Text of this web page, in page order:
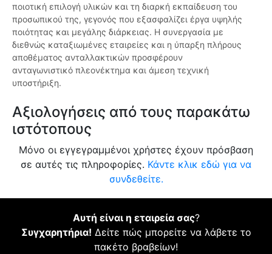
ποιοτική επιλογή υλικών και τη διαρκή εκπαίδευση του
προσωπικού της, γεγονός που εξασφαλίζει έργα υψηλής
ποιότητας και μεγάλης διάρκειας. Η συνεργασία με
διεθνώς καταξιωμένες εταιρείες και η ύπαρξη πλήρους
αποθέματος ανταλλακτικών προσφέρουν
ανταγωνιστικό πλεονέκτημα και άμεση τεχνική
υποστήριξη.
Αξιολογήσεις από τους παρακάτω
ιστότοπους
Μόνο οι εγγεγραμμένοι χρήστες έχουν πρόσβαση
σε αυτές τις πληροφορίες. Κάντε κλικ εδώ για να
συνδεθείτε.
Αυτή είναι η εταιρεία σας?
Συγχαρητήρια! Δείτε πώς μπορείτε να λάβετε το
πακέτο βραβείων!